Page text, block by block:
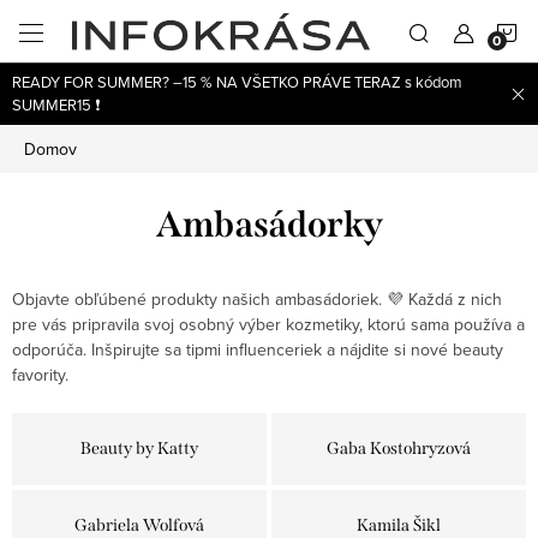
obsah
READY FOR SUMMER? –15 % NA VŠETKO PRÁVE TERAZ s kódom
SUMMER15 ❗
Domov
Ambasádorky
Objavte obľúbené produkty našich ambasádoriek. 💜 Každá z nich
pre vás pripravila svoj osobný výber kozmetiky, ktorú sama používa a
odporúča. Inšpirujte sa tipmi influenceriek a nájdite si nové beauty
favority.
Beauty by Katty Gaba Kostohryzová
Gabriela Wolfová Kamila Šikl